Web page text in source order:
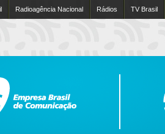
Radioagência Nacional Rádios TV Brasil